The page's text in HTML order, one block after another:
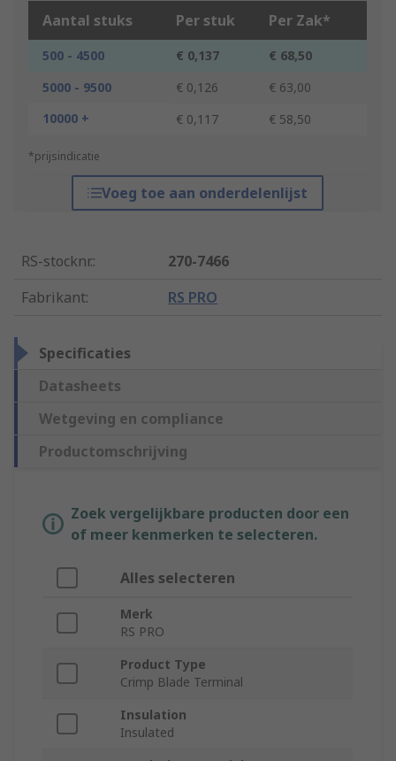
Aantal stuks Per stuk Per Zak*
500 - 4500 € 0,137
€ 68,50
5000 - 9500
€ 0,126
€ 63,00
10000 +
€ 0,117 € 58,50
*prijsindicatie
Voeg toe aan onderdelenlijst
RS-stocknr.:
270-7466
Fabrikant: RS PRO
Specificaties
Datasheets
Wetgeving en compliance
Productomschrijving
Zoek vergelijkbare producten door een
of meer kenmerken te selecteren.
Alles selecteren
Merk
RS PRO
Product Type
Crimp Blade Terminal
Insulation
Insulated